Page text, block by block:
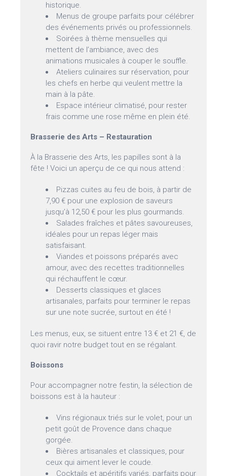
historique.
Menus de groupe parfaits pour célébrer
des événements privés ou professionnels.
Soirées à thème mensuelles qui
mettent de l’ambiance, avec des
animations musicales à couper le souffle.
Ateliers culinaires sur réservation, pour
les chefs en herbe qui veulent mettre la
main à la pâte.
Espace intérieur climatisé, pour rester
frais comme une rose même en plein été.
Brasserie des Arts – Restauration
À la Brasserie des Arts, les papilles sont à la
fête ! Voici un aperçu de ce qui nous attend :
Pizzas cuites au feu de bois, à partir de
7,90 € pour une explosion de saveurs
jusqu’à 12,50 € pour les plus gourmands.
Salades fraîches et pâtes savoureuses,
idéales pour un repas léger mais
satisfaisant.
Viandes et poissons préparés avec
amour, avec des recettes traditionnelles
qui réchauffent le cœur.
Desserts classiques et glaces
artisanales, parfaits pour terminer le repas
sur une note sucrée, surtout en été !
Les menus, eux, se situent entre 13 € et 21 €, de
quoi ravir notre budget tout en se régalant.
Boissons
Pour accompagner notre festin, la sélection de
boissons est à la hauteur :
Vins régionaux triés sur le volet, pour un
petit goût de Provence dans chaque
gorgée.
Bières artisanales et classiques, pour
ceux qui aiment lever le coude.
Cocktails et apéritifs variés, parfaits pour